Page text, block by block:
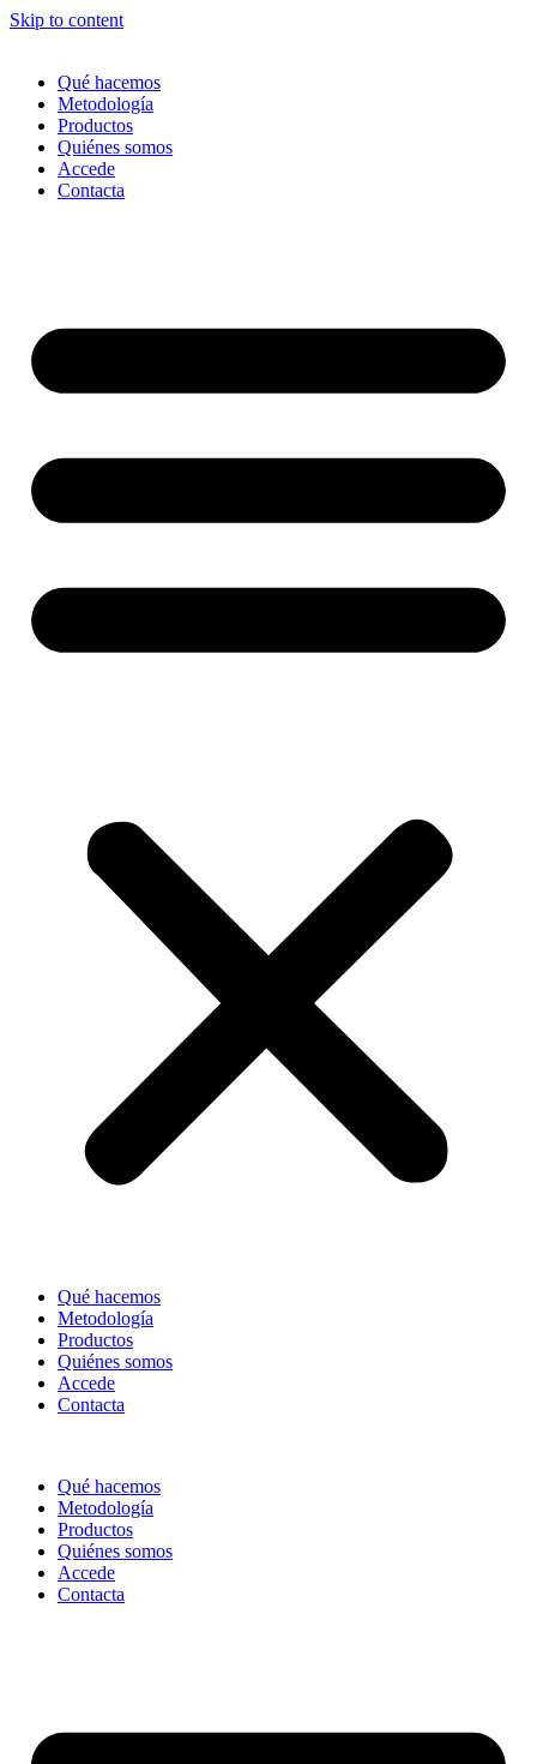
Skip to content
Qué hacemos
Metodología
Productos
Quiénes somos
Accede
Contacta
Qué hacemos
Metodología
Productos
Quiénes somos
Accede
Contacta
Qué hacemos
Metodología
Productos
Quiénes somos
Accede
Contacta